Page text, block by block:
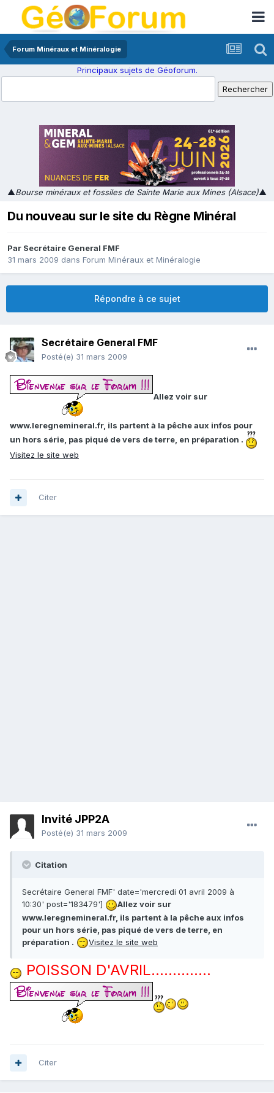
Forum Minéraux et Minéralogie
Principaux sujets de Géoforum.
▲Bourse minéraux et fossiles de Sainte Marie aux Mines (Alsace)▲
Du nouveau sur le site du Règne Minéral
Par Secrétaire General FMF
31 mars 2009 dans Forum Minéraux et Minéralogie
Répondre à ce sujet
Secrétaire General FMF
Posté(e) 31 mars 2009
Allez voir sur
www.leregnemineral.fr, ils partent à la pêche aux infos pour
un hors série, pas piqué de vers de terre, en préparation .
Visitez le site web
Citer
Invité JPP2A
Posté(e) 31 mars 2009
Citation
Secrétaire General FMF' date='mercredi 01 avril 2009 à
10:30' post='183479']
Allez voir sur
www.leregnemineral.fr, ils partent à la pêche aux infos
pour un hors série, pas piqué de vers de terre, en
préparation .
Visitez le site web
POISSON D'AVRIL..............
Citer